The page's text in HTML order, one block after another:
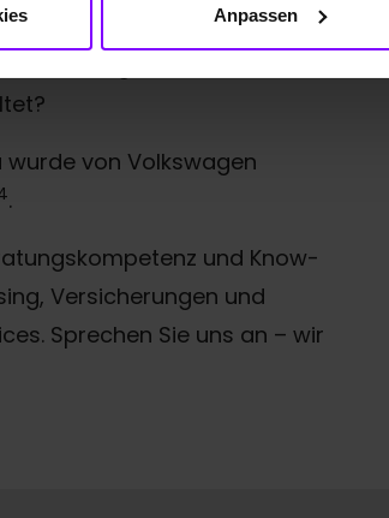
Anpassen
Beratung, die neben
auch das Thema
wurde von Volkswagen
.
und Know-
Versicherungen und
Sprechen Sie uns an – wir